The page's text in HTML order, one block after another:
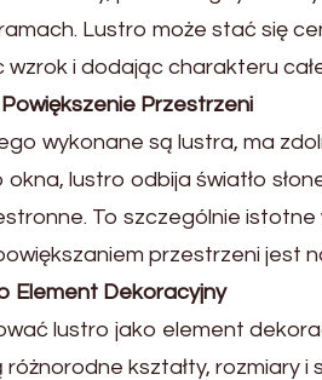
Lustro może stać się
i dodając charakteru
Przestrzeni
wykonane są lustra, ma
lustro odbija światło
To szczególnie
przestrzeni jest
Element Dekoracyjny
lustro jako element
kształty, rozmiary i